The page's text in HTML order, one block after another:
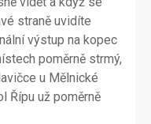
straně uvidíte
výstup na kopec
poměrně strmý,
u Mělnické
Řípu už poměrně